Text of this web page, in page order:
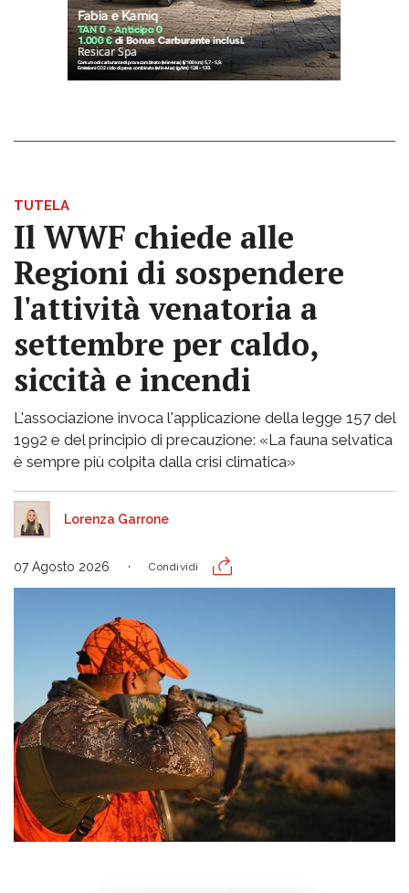
TUTELA
Il WWF chiede alle
Regioni di sospendere
l'attività venatoria a
settembre per caldo,
siccità e incendi
L'associazione invoca l'applicazione della legge 157 del
1992 e del principio di precauzione: «La fauna selvatica
è sempre più colpita dalla crisi climatica»
Lorenza Garrone
07 Agosto 2026 Condividi